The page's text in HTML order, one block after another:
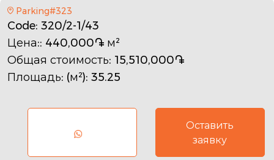
Parking#323
Code: 320/2-1/43
Цена:: 440,000֏ м²
Общая стоимость: 15,510,000֏
Площадь: (м²): 35.25
Оставить
заявку